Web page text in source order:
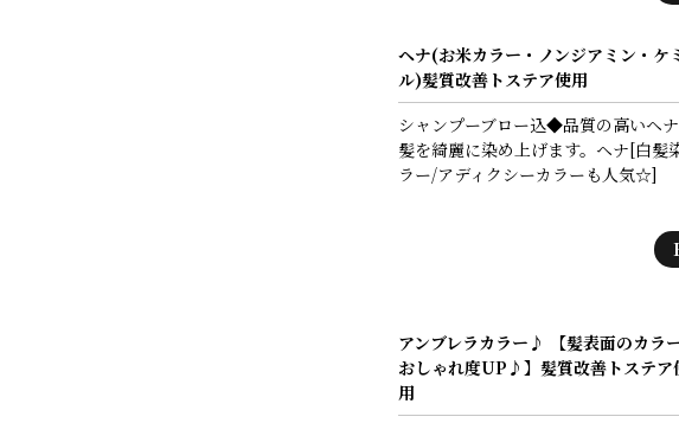
ヘナ(お米カラー・ノンジアミン・ケ
ル)髪質改善トステア使用
シャンプーブロー込◆品質の高いヘナ
髪を綺麗に染め上げます。ヘナ[白髪
ラー/アディクシーカラーも人気☆]
アンブレラカラー♪ 【髪表面のカラ
おしゃれ度UP♪】髪質改善トステア
用